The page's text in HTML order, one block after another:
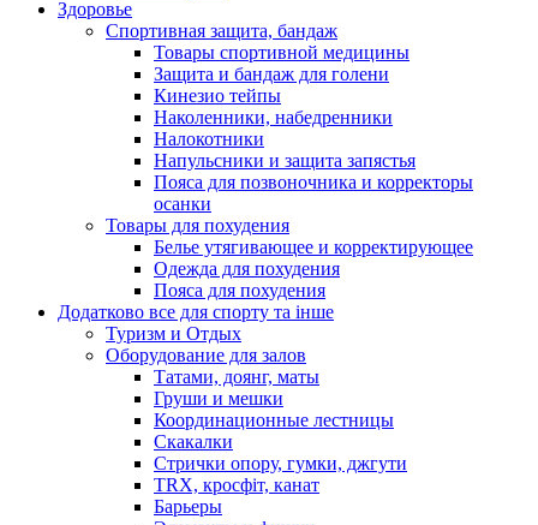
Здоровье
Спортивная защита, бандаж
Товары спортивной медицины
Защита и бандаж для голени
Кинезио тейпы
Наколенники, набедренники
Налокотники
Напульсники и защита запястья
Пояса для позвоночника и корректоры
осанки
Товары для похудения
Белье утягивающее и корректирующее
Одежда для похудения
Пояса для похудения
Додатково все для спорту та інше
Туризм и Отдых
Оборудование для залов
Татами, доянг, маты
Груши и мешки
Координационные лестницы
Скакалки
Стрички опору, гумки, джгути
TRX, кросфіт, канат
Барьеры